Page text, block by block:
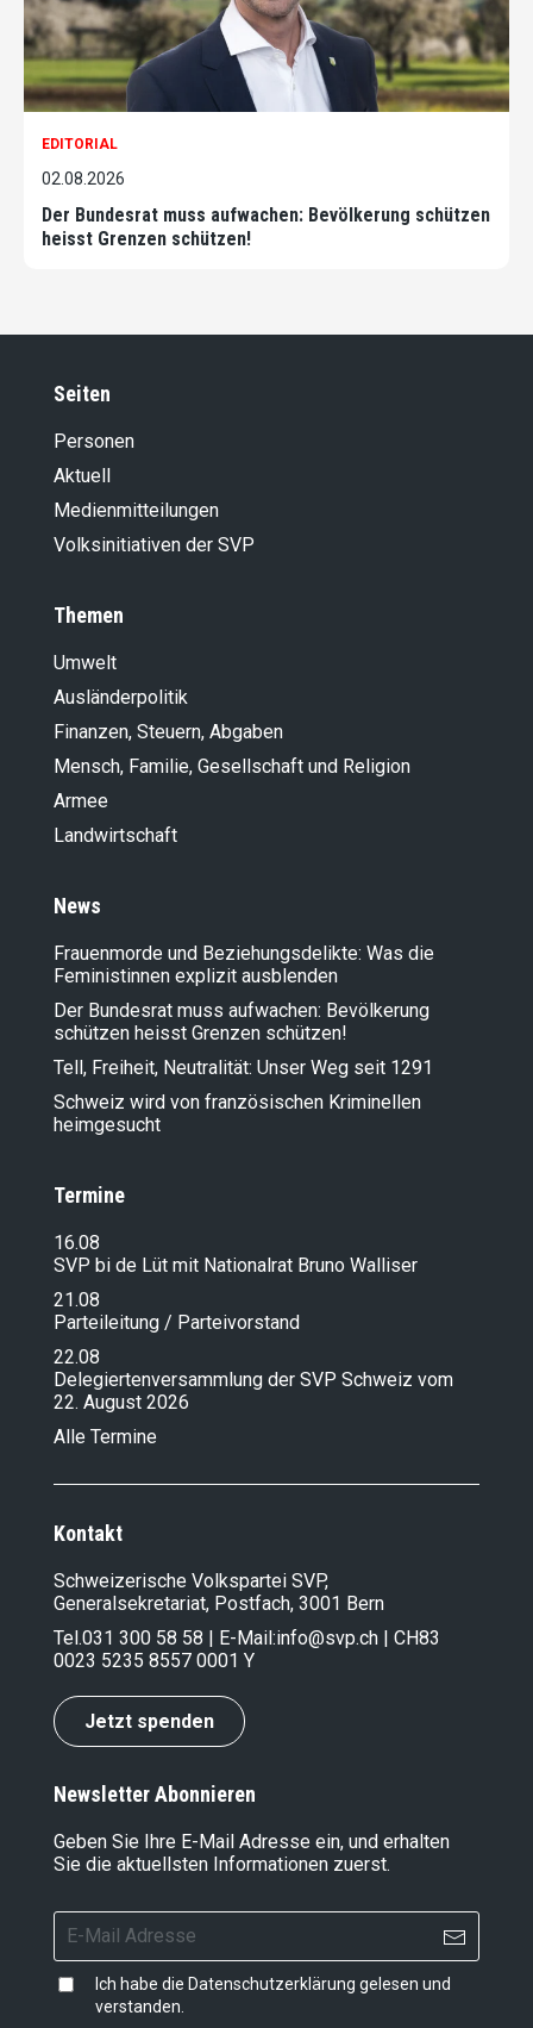
EDITORIAL
02.08.2026
Der Bundesrat muss aufwachen: Bevölkerung schützen
heisst Grenzen schützen!
Seiten
Personen
Aktuell
Medienmitteilungen
Volksinitiativen der SVP
Themen
Umwelt
Ausländer­politik
Finanzen, Steuern, Abgaben
Mensch, Familie, Gesellschaft und Religion
Armee
Landwirt­schaft
News
Frauenmorde und Beziehungsdelikte: Was die
Feministinnen explizit ausblenden
Der Bundesrat muss aufwachen: Bevölkerung
schützen heisst Grenzen schützen!
Tell, Freiheit, Neutralität: Unser Weg seit 1291
Schweiz wird von französischen Kriminellen
heimgesucht
Termine
16.08
SVP bi de Lüt mit Nationalrat Bruno Walliser
21.08
Parteileitung / Parteivorstand
22.08
Delegiertenversammlung der SVP Schweiz vom
22. August 2026
Alle Termine
Kontakt
Schweizerische Volkspartei SVP,
Generalsekretariat, Postfach, 3001 Bern
Tel.031 300 58 58 | E-Mail:info@svp.ch | CH83
0023 5235 8557 0001 Y
Jetzt spenden
Newsletter Abonnieren
Geben Sie Ihre E-Mail Adresse ein, und erhalten
Sie die aktuellsten Informationen zuerst.
Ich habe die Datenschutzerklärung gelesen und
verstanden.